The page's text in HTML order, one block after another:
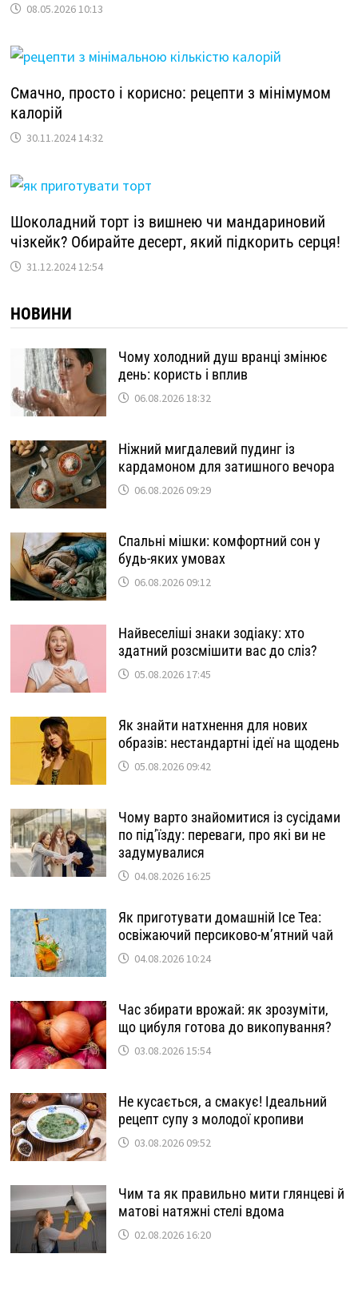
08.05.2026 10:13
Смачно, просто і корисно: рецепти з мінімумом
калорій
30.11.2024 14:32
Шоколадний торт із вишнею чи мандариновий
чізкейк? Обирайте десерт, який підкорить серця!
31.12.2024 12:54
НОВИНИ
Чому холодний душ вранці змінює
день: користь і вплив
06.08.2026 18:32
Ніжний мигдалевий пудинг із
кардамоном для затишного вечора
06.08.2026 09:29
Спальні мішки: комфортний сон у
будь-яких умовах
06.08.2026 09:12
Найвеселіші знаки зодіаку: хто
здатний розсмішити вас до сліз?
05.08.2026 17:45
Як знайти натхнення для нових
образів: нестандартні ідеї на щодень
05.08.2026 09:42
Чому варто знайомитися із сусідами
по під’їзду: переваги, про які ви не
задумувалися
04.08.2026 16:25
Як приготувати домашній Ice Tea:
освіжаючий персиково-м’ятний чай
04.08.2026 10:24
Час збирати врожай: як зрозуміти,
що цибуля готова до викопування?
03.08.2026 15:54
Не кусається, а смакує! Ідеальний
рецепт супу з молодої кропиви
03.08.2026 09:52
Чим та як правильно мити глянцеві й
матові натяжні стелі вдома
02.08.2026 16:20